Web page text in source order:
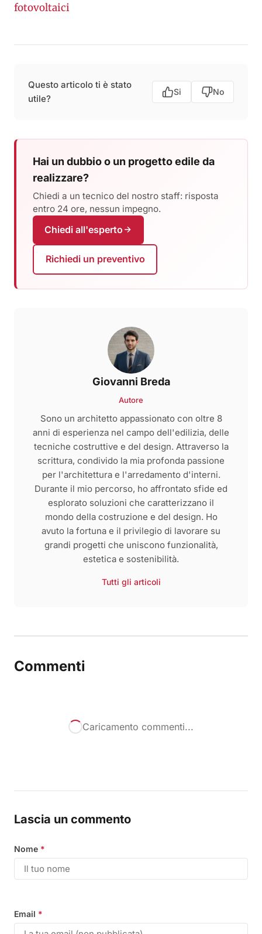
fotovoltaici
Questo articolo ti è stato
utile?
Si No
Hai un dubbio o un progetto edile da
realizzare?
Chiedi a un tecnico del nostro staff: risposta
entro 24 ore, nessun impegno.
Chiedi all'esperto
Richiedi un preventivo
Giovanni Breda
Autore
Sono un architetto appassionato con oltre 8
anni di esperienza nel campo dell'edilizia, delle
tecniche costruttive e del design. Attraverso la
scrittura, condivido la mia profonda passione
per l'architettura e l'arredamento d'interni.
Durante il mio percorso, ho affrontato sfide ed
esplorato soluzioni che caratterizzano il
mondo della costruzione e del design. Ho
avuto la fortuna e il privilegio di lavorare su
grandi progetti che uniscono funzionalità,
estetica e sostenibilità.
Tutti gli articoli
Commenti
Caricamento commenti...
Lascia un commento
Nome *
Email *